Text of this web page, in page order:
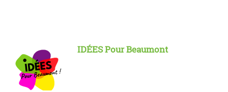
IDÉES Pour Beaumont